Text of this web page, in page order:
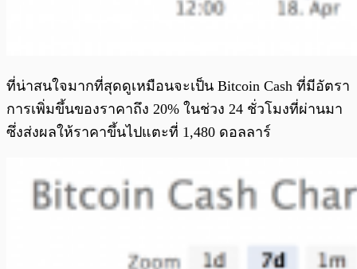
ที่น่าสนใจมากที่สุดดูเหมือนจะเป็น Bitcoin Cash ที่มีอัตรา
การเพิ่มขึ้นของราคาถึง 20% ในช่วง 24 ชั่วโมงที่ผ่านมา
ซึ่งส่งผลให้ราคาขึ้นไปแตะที่ 1,480 ดอลลาร์